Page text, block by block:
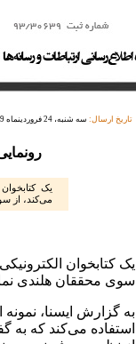
تاریخ ارسال: سه شنبه، 24 فروردینماه 1389
یک
می‌کند، از
یک کتابخوان
سوی محققان هلندی
به گزارش ایسنا، نمونه